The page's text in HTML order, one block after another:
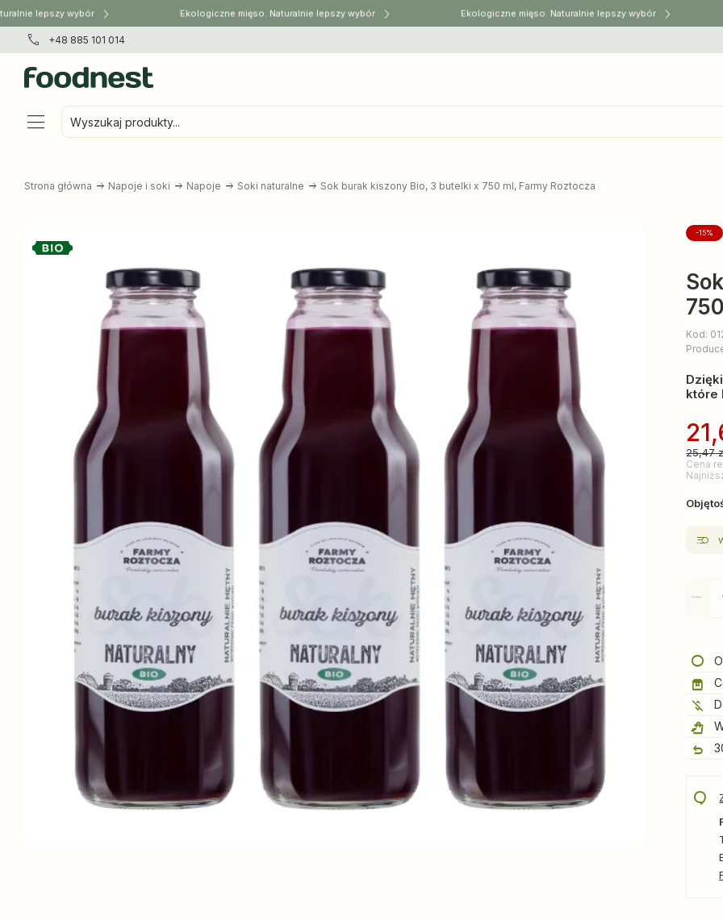
lepszy wybór Ekologiczne mięso. Naturalnie lepszy wybór Ekologiczne mięso. Naturalnie lepszy wybór
+48 885 101 014
Wyszukaj produkty...
Strona główna Napoje i soki Napoje Soki naturalne Sok burak kiszony Bio, 3 butelki x 750 ml, Farmy Roztocza
-15%
Kod:
które
25,47
Cena